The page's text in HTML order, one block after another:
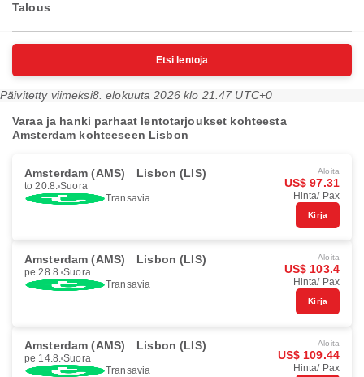
Talous
Etsi lentoja
Päivitetty viimeksi8. elokuuta 2026 klo 21.47 UTC+0
Varaa ja hanki parhaat lentotarjoukset kohteesta
Amsterdam kohteeseen Lisbon
Amsterdam (AMS) Lisbon (LIS)
to 20.8. Suora
Transavia
Aloita
US$ 97.31
Hinta/ Pax
Kirja
Amsterdam (AMS) Lisbon (LIS)
pe 28.8. Suora
Transavia
Aloita
US$ 103.4
Hinta/ Pax
Kirja
Amsterdam (AMS) Lisbon (LIS)
pe 14.8. Suora
Transavia
Aloita
US$ 109.44
Hinta/ Pax